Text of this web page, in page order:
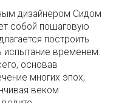
дизайнером Сидом
собой пошаговую
построить
временем.
основав
многих эпох,
веком